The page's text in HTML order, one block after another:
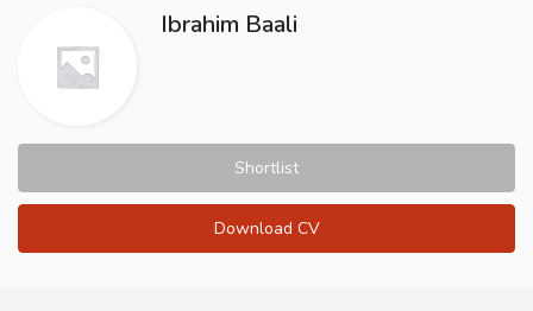
Ibrahim Baali
Shortlist
Download CV